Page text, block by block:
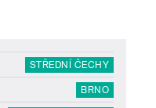
STŘEDNÍ ČECHY
BRNO